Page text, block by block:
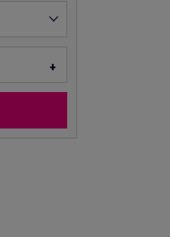
+